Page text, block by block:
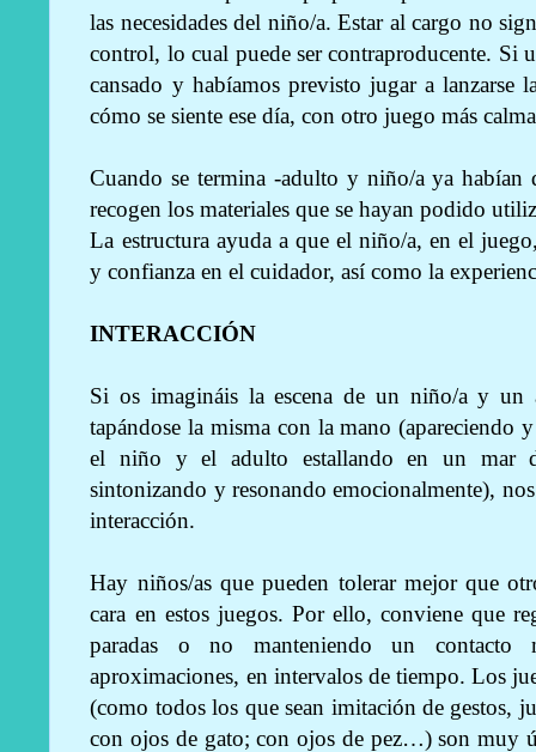
las necesidades del niño/a. Estar al cargo no
control, lo cual puede ser contraproducente. Si
cansado y habíamos previsto jugar a lanzarse
cómo se siente ese día, con otro juego más
Cuando se termina -adulto y niño/a ya habían
recogen los materiales que se hayan podido
La estructura ayuda a que el niño/a, en el
y confianza en el cuidador, así como la
INTERACCIÓN
Si os imagináis la escena de un niño/a y un
tapándose la misma con la mano (apareciendo
el niño y el adulto estallando en un mar
sintonizando y resonando emocionalmente),
interacción.
Hay niños/as que pueden tolerar mejor que
cara en estos juegos. Por ello, conviene que
paradas o no manteniendo un contacto
aproximaciones, en intervalos de tiempo. Los
(como todos los que sean imitación de gestos,
con ojos de gato; con ojos de pez…) son muy